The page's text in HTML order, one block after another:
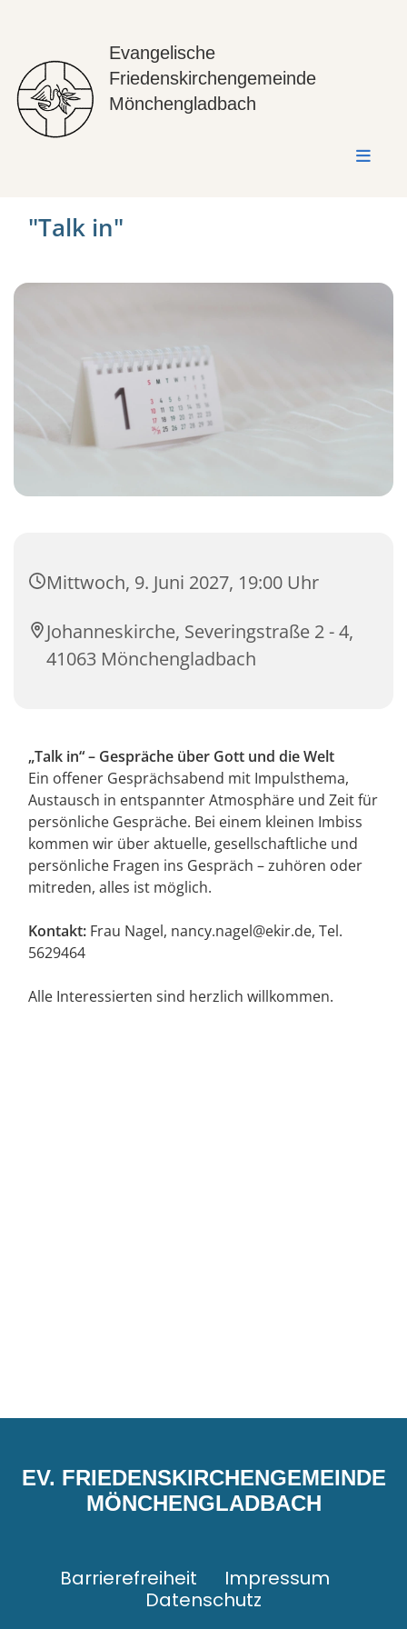
Evangelische
Friedenskirchengemeinde
Mönchengladbach
"Talk in"
Mittwoch, 9. Juni 2027, 19:00 Uhr
Johanneskirche, Severingstraße 2 - 4,
41063 Mönchengladbach
„Talk in“ – Gespräche über Gott und die Welt
Ein offener Gesprächsabend mit Impulsthema,
Austausch in entspannter Atmosphäre und Zeit für
persönliche Gespräche. Bei einem kleinen Imbiss
kommen wir über aktuelle, gesellschaftliche und
persönliche Fragen ins Gespräch – zuhören oder
mitreden, alles ist möglich.
Kontakt: Frau Nagel, nancy.nagel@ekir.de, Tel.
5629464
Alle Interessierten sind herzlich willkommen.
EV. FRIEDENSKIRCHENGEMEINDE
MÖNCHENGLADBACH
Barrierefreiheit
Impressum
Datenschutz